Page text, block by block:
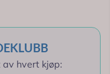
hvert kjøp: